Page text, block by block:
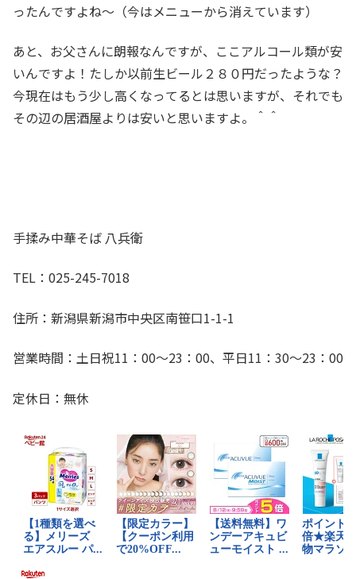
ったんですよね～（今はメニューから消えています）
あと、お父さんに朗報なんですが、ここアルコール類が安
いんですよ！たしか以前生ビール２８０円だったような？
今現在はもう少し高くなってるとは思いますが、それでも
その辺の居酒屋よりは安いと思いますよ。＾＾
手揉み中華そば 八兵衛
TEL：025-245-7018
住所：新潟県新潟市中央区南笹口1-1-1
営業時間：土日祝11：00～23：00、平日11：30～23：00
定休日：無休